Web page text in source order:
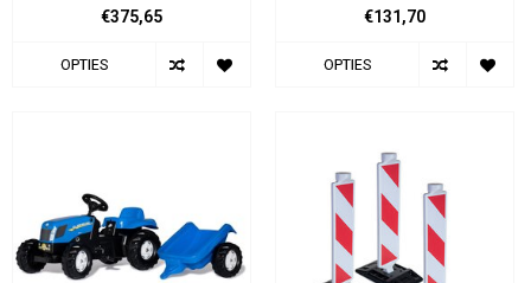
€375,65
OPTIES
€131,70
OPTIES